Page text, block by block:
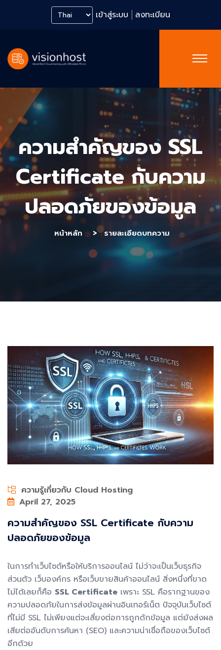
เข้าสู่ระบบ ลงทะเบียน
ความสำคัญของ SSL
Certificate กับความ
ปลอดภัยของข้อมูล
หน้าหลัก รายละเอียดบทความ
ความรู้เกี่ยวกับ Cloud Hosting
April 27, 2025
ความสำคัญของ SSL Certificate กับความ
ปลอดภัยของข้อมูล
ในการทำเว็บไซต์หรือให้บริการออนไลน์ ไม่ว่าจะเป็นเว็บธุรกิจ
ส่วนตัว เว็บองค์กร หรือเว็บขายสินค้าออนไลน์ สิ่งหนึ่งที่ขาด
ไม่ได้เลยก็คือ SSL Certificate เพราะ SSL คือรากฐานของ
ความปลอดภัยในการส่งข้อมูลผ่านอินเทอร์เน็ต ปัจจุบันเว็บไซต์
ที่ไม่มี SSL ไม่เพียงแต่จะเสี่ยงต่อการถูกดักข้อมูล แต่ยังส่งผล
เสียต่ออันดับการค้นหา (SEO) และความน่าเชื่อถือของเว็บไซต์
อีกด้วย